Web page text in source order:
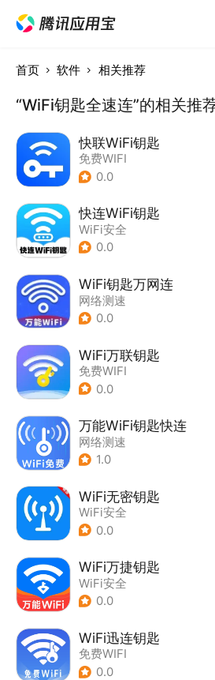
首页 软件 相关推荐
“WiFi钥匙全速连”的相关推
快联WiFi钥匙
免费WIFI
0.0
快连WiFi钥匙
WiFi安全
0.0
WiFi钥匙万网连
网络测速
0.0
WiFi万联钥匙
免费WIFI
0.0
万能WiFi钥匙快连
网络测速
1.0
WiFi无密钥匙
WiFi安全
0.0
WiFi万捷钥匙
WiFi安全
0.0
WiFi迅连钥匙
免费WIFI
0.0